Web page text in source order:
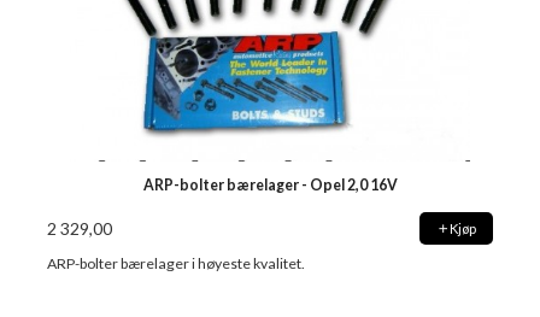
ARP-bolter bærelager - Opel 2,0 16V
2 329,00 Kjøp
ARP-bolter bærelager i høyeste kvalitet.